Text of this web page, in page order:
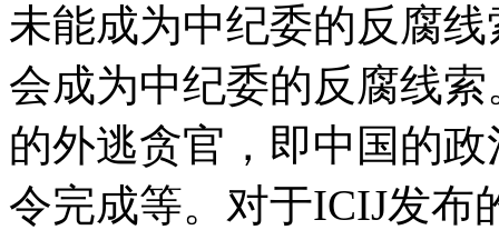
未能成为中纪委的反腐
会成为中纪委的反腐线
的外逃贪官，即中国的
令完成等。对于ICIJ发布